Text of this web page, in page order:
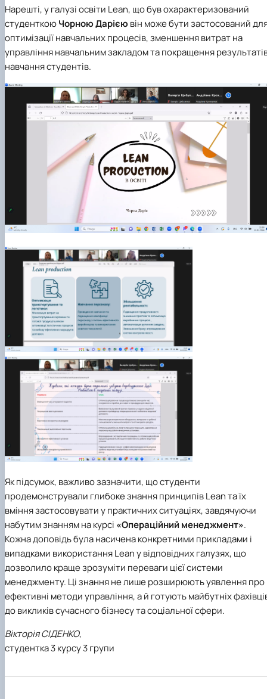
Нарешті, у галузі освіти Lean, що був охарактеризований
студенткоюЧорною Дарієювін може бути застосований
оптимізації навчальних процесів, зменшення витрат на
управління навчальним закладом та покращення
навчання студентів.
Як підсумок, важливо зазначити, що студенти
продемонстрували глибоке знання принципів Lean та їх
вміння застосовувати у практичних ситуаціях, завдячуючи
набутим знанням на курсі «Операційний менеджмент».
Кожна доповідь була насичена конкретними прикладами і
випадками використання Lean у відповідних галузях, що
дозволило краще зрозуміти переваги цієї системи
менеджменту. Ці знання не лише розширюють уявлення про
ефективні методи управління, а й готують майбутніх
до викликів сучасного бізнесу та соціальної сфери.
Вікторія СІДЕНКО,
студентка 3 курсу 3 групи